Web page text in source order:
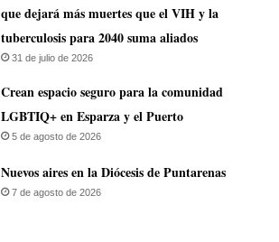
que dejará más muertes que el VIH y la
tuberculosis para 2040 suma aliados
31 de julio de 2026
Crean espacio seguro para la comunidad
LGBTIQ+ en Esparza y el Puerto
5 de agosto de 2026
​Nuevos aires en la Diócesis de Puntarenas
7 de agosto de 2026